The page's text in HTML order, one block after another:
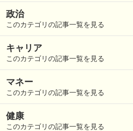
政治
このカテゴリの記事一覧を見る
キャリア
このカテゴリの記事一覧を見る
マネー
このカテゴリの記事一覧を見る
健康
このカテゴリの記事一覧を見る